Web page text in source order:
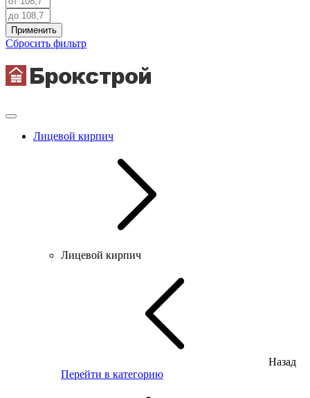
Применить
Сбросить фильтр
Лицевой кирпич
Лицевой кирпич
Назад
Перейти в категорию